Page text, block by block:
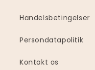
Handelsbetingelser
Persondatapolitik
Kontakt os